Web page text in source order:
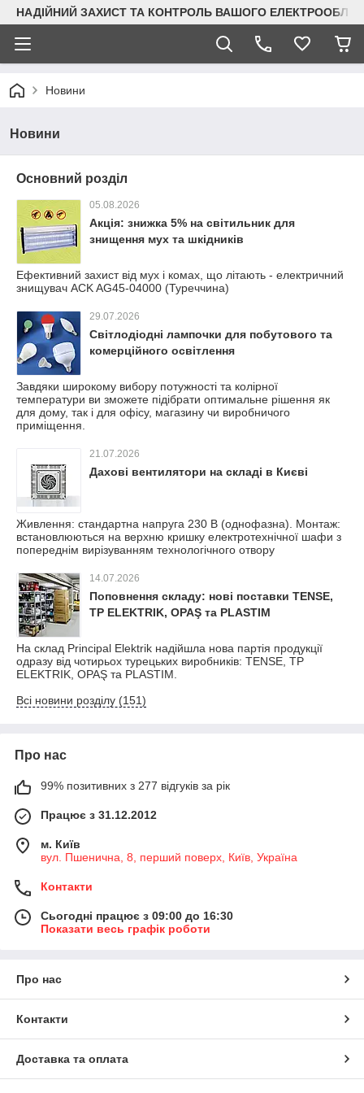
НАДІЙНИЙ ЗАХИСТ ТА КОНТРОЛЬ ВАШОГО
Новини
Новини
Основний розділ
05.08.2026
Акція: знижка 5% на світильник для
знищення мух та шкідників
Ефективний захист від мух і комах, що літають - електричний
знищувач ACK AG45-04000 (Туреччина)
29.07.2026
Світлодіодні лампочки для побутового та
комерційного освітлення
Завдяки широкому вибору потужності та колірної
температури ви зможете підібрати оптимальне рішення як
для дому, так і для офісу, магазину чи виробничого
приміщення.
21.07.2026
Дахові вентилятори на складі в Києві
Живлення: стандартна напруга 230 В (однофазна). Монтаж:
встановлюються на верхню кришку електротехнічної шафи з
попереднім вирізуванням технологічного отвору
14.07.2026
Поповнення складу: нові поставки TENSE,
TP ELEKTRIK, OPAŞ та PLASTIM
На склад Principal Elektrik надійшла нова партія продукції
одразу від чотирьох турецьких виробників: TENSE, TP
ELEKTRIK, OPAŞ та PLASTIM.
Всі новини розділу (151)
Про нас
99% позитивних з 277 відгуків за рік
Працює з 31.12.2012
м. Київ
вул. Пшенична, 8, перший поверх, Київ, Україна
Контакти
Сьогодні працює з 09:00 до 16:30
Показати весь графік роботи
Про нас
Контакти
Доставка та оплата